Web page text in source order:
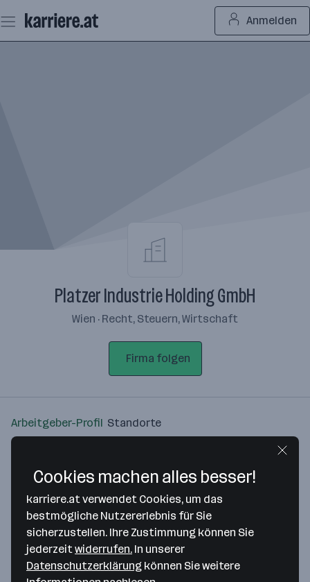
Seiteninhalt
springen
Anmelden
Platzer Industrie Holding GmbH
Wien · Recht, Steuern, Wirtschaft
Firma folgen
Arbeitgeber-Profil Standorte
Bitte stimme unseren Cookie-
Richtlinien zu, um diese Karte
anzuzeigen.
Cookies machen alles besser!
karriere.at verwendet Cookies, um das
bestmögliche Nutzererlebnis für Sie
sicherzustellen. Ihre Zustimmung können Sie
jederzeitwiderrufen. In unserer
Datenschutzerklärung können Sie weitere